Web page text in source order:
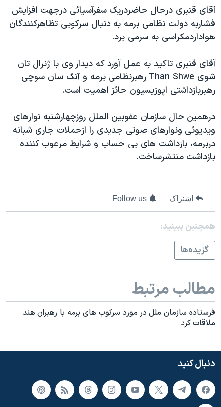
اقتصادی
علم و فناوری
گالری عکس
آرشیو پخش زنده
حمله جمهوری اسلامی به اسرائیل
رمز مهسا
اعتراضات زن، زندگی، آزادی
مجموعه مستندهای دادخواهی
دادگاه حمید نوری
چهل سال گروگان‌گیری
قانون شفافیت دارائی کادر رهبری ایران
نرگس محمدی برنده جایزه نوبل صلح
همایش محافظه‌کاران آمریکا «سی‌پک»
صفحه‌های ویژه
سفر پرزیدنت ترامپ به چین
زبانهای مختلف
آقای قنبری درحال حاضردریک سفرآسیائی درجهت افزایش
فشاربه دولت نظامی برمه به دنبال سرکوبی تظاهرکنندگان
هواداردمکراسی به سرمی برد.
آقای قنبری تاکید به عمل آورد که دیدار وی با ژنرال تان
شوی Than Shwe رهبرنظامی برمه و آنگ سان سوچی
رهبربازداشتی اپوزیسیون حائز اهمیت است.
درهمین حال سازمان عفوبین الملل روزچهارشنبه نوارهای
ویدیوئی ونوارهای صوتی جدیدی را ازحملات جاری شبانه
دربرمه، بازداشت های بی حساب و شرایط مرعوب کننده
بازداشت منتشرساخت.
اشتراک Follow us
همچنبن ببینید:
گزيده‌ها
مطالب مرتبط
فرستاده سازمان ملل در مورد سرکوب های برمه با رهبران هند
ملاقات کرد
دنبال کنید